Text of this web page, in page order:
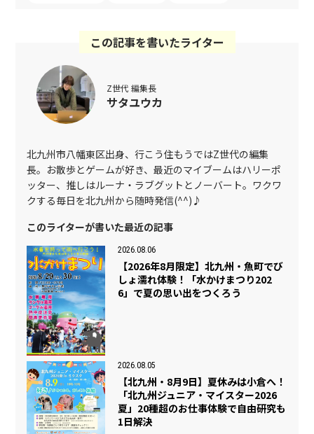
この記事を書いたライター
Z世代 編集長
サタユウカ
北九州市八幡東区出身、行こう住もうではZ世代の編集
長。お散歩とゲームが好き、最近のマイブームはハリーポ
ッター、推しはルーナ・ラブグットとノーバート。ワクワ
クする毎日を北九州から随時発信(^^)♪
このライターが書いた最近の記事
2026.08.06
【2026年8月限定】北九州・魚町でび
しょ濡れ体験！「水かけまつり202
6」で夏の思い出をつくろう
2026.08.05
【北九州・8月9日】夏休みは小倉へ！
「北九州ジュニア・マイスター2026
夏」20種超のお仕事体験で自由研究も
1日解決